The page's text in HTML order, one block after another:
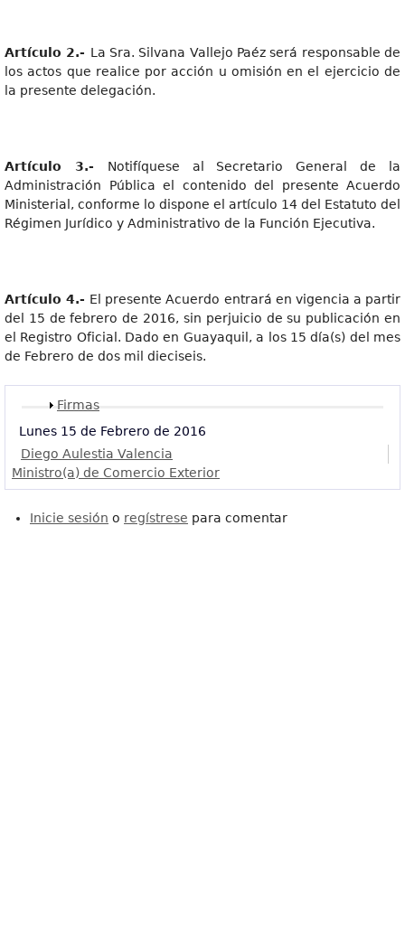
Artícul o 2.- La Sra. Silvana Vallejo Paéz será responsable de
los actos que realice por acción u omisión en el ejercicio de
la presente delegación.
Artícul o 3.- Notifíquese al Secretario General de la
Administración Pública el contenido del presente Acuerdo
Ministerial, conforme lo dispone el artículo 14 del Estatuto del
Régimen Jurídico y Administrativo de la Función Ejecutiva.
Artícul o 4.- El presente Acuerdo entrará en vigencia a partir
del 15 de febrero de 2016, sin perjuicio de su publicación en
el Registro Oficial. Dado en Guayaquil, a los 15 día(s) del mes
de Febrero de dos mil dieciseis.
Mostrar
Firmas
Lunes 15 de Febrero de 2016
Diego Aulestia Valencia
Ministro(a) de Comercio Exterior
Inicie sesión o regístrese para comentar